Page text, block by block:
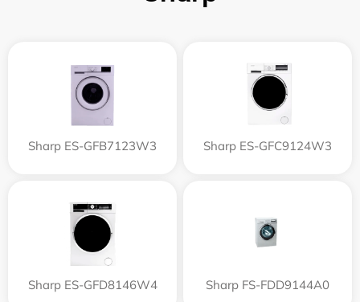
Sharp ES-GFB7123W3 Sharp ES-GFC9124W3
Sharp ES-GFD8146W4 Sharp FS-FDD9144A0